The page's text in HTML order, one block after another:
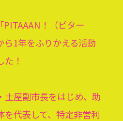
！（ピター
ら1年をふりかえる活動
！
土屋副市長をはじめ、助
を代表して、特定非営利